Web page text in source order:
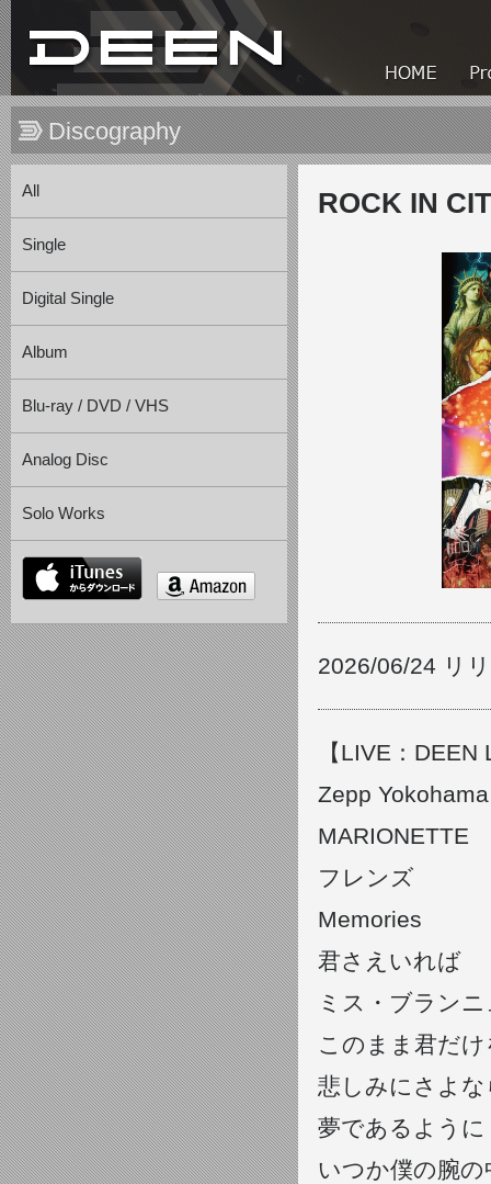
Discography
All
Single
Digital Single
Album
Blu-ray / DVD / VHS
Analog Disc
Solo Works
itunes
ROCK IN
2026/06/24 リ
【LIVE：
Zepp
MARIONETTE
フレンズ
Memories
君さえいれば
ミス・ブラン
このまま君だ
悲しみにさよな
夢であるように
いつか僕の腕の